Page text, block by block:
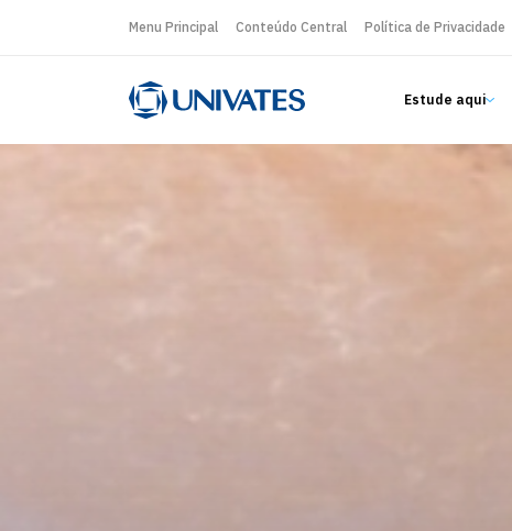
Menu Principal Conteúdo Central Política de Privacidade
Estude aqui